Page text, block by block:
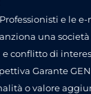
e le
una
conflitto di
Garante
o valore